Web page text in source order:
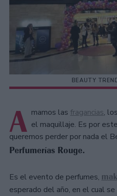
BEAUTY
A mamos las fragancias,
el maquillaje. Es por
queremos perder por nada el
Perfumerías Rouge.
Es el evento de perfumes,
esperado del año, en el cual